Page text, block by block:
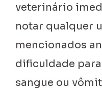
veterinário
notar qualquer
mencionados
dificuldade
sangue ou